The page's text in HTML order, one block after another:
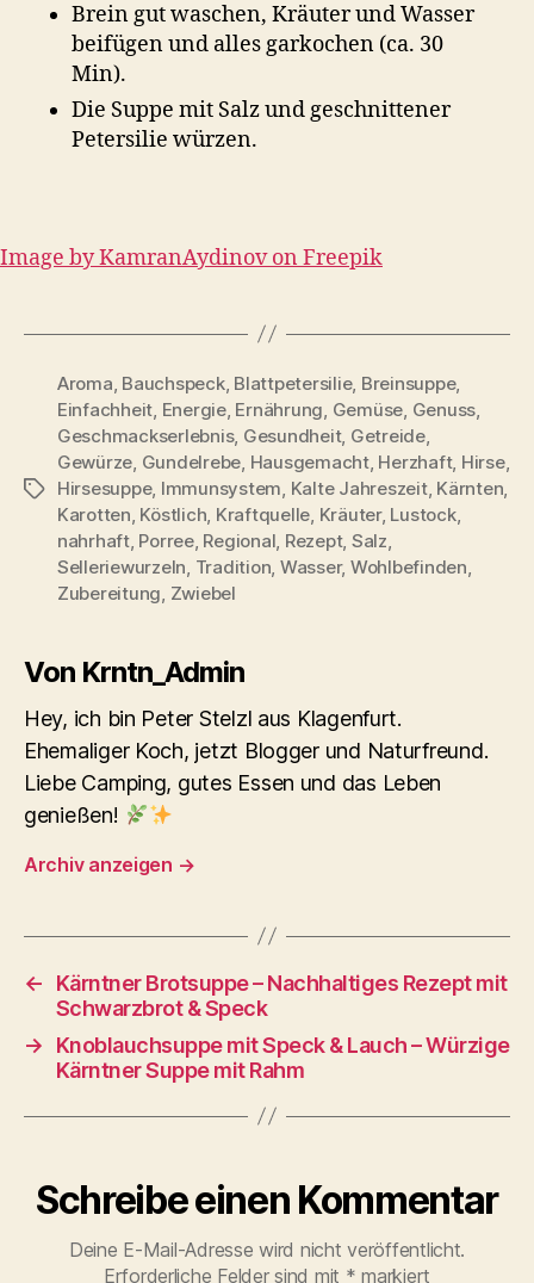
Brein gut waschen, Kräuter und Wasser
beifügen und alles garkochen (ca. 30
Min).
Die Suppe mit Salz und geschnittener
Petersilie würzen.
Image by KamranAydinov on Freepik
Schlagwörter
Aroma, Bauchspeck, Blattpetersilie, Breinsuppe,
Einfachheit, Energie, Ernährung, Gemüse, Genuss,
Geschmackserlebnis, Gesundheit, Getreide,
Gewürze, Gundelrebe, Hausgemacht, Herzhaft, Hirse,
Hirsesuppe, Immunsystem, Kalte Jahreszeit, Kärnten,
Karotten, Köstlich, Kraftquelle, Kräuter, Lustock,
nahrhaft, Porree, Regional, Rezept, Salz,
Selleriewurzeln, Tradition, Wasser, Wohlbefinden,
Zubereitung, Zwiebel
Von Krntn_Admin
Hey, ich bin Peter Stelzl aus Klagenfurt.
Ehemaliger Koch, jetzt Blogger und Naturfreund.
Liebe Camping, gutes Essen und das Leben
genießen!
Archiv anzeigen →
←
Kärntner Brotsuppe – Nachhaltiges Rezept mit
Schwarzbrot & Speck
→
Knoblauchsuppe mit Speck & Lauch – Würzige
Kärntner Suppe mit Rahm
Schreibe einen Kommentar
Deine E-Mail-Adresse wird nicht veröffentlicht.
Erforderliche Felder sind mit * markiert